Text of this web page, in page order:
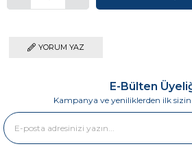
YORUM YAZ
E-Bülten
Kampanya ve yeniliklerden ilk